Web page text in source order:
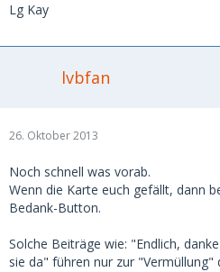
Lg Kay
lvbfan
26. Oktober 2013
Noch schnell was vorab.
Wenn die Karte euch gefällt, dann
Bedank-Button.
Solche Beiträge wie: "Endlich,
sie da" führen nur zur "Vermüllung"